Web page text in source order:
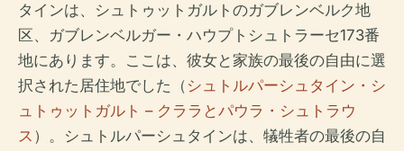
タインは、シュトゥットガルトのガブレンベルク地
区、ガブレンベルガー・ハウプトシュトラーセ173番
地にあります。ここは、彼女と家族の最後の自由に選
択された居住地でした（ シュトルパーシュタイン・シ
ュトゥットガルト – クララとパウラ・シュトラウ
ス ）。シュトルパーシュタインは、犠牲者の最後の自